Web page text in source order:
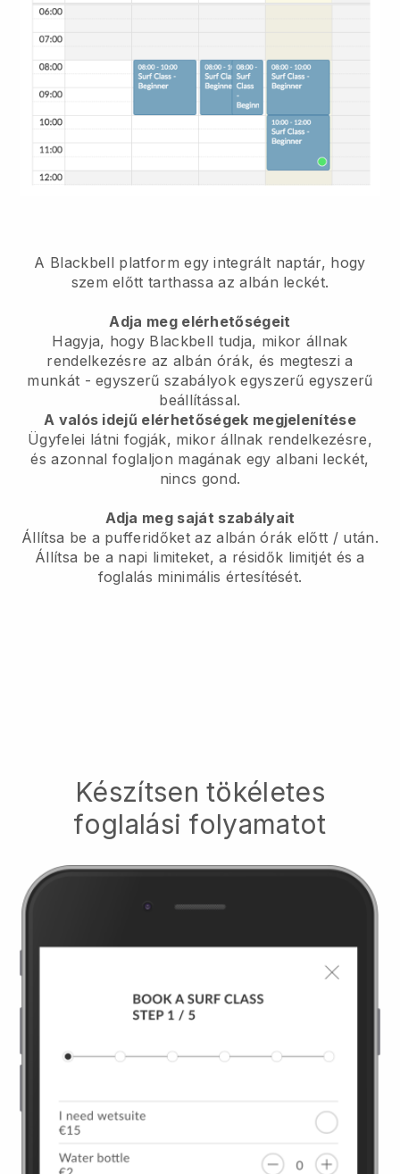
A Blackbell platformegy integrált naptár, hogy
szem előtt tarthassa az albán leckét.
Adja meg elérhetőségeit
Hagyja, hogy Blackbell tudja, mikor állnak
rendelkezésre az albán órák, és megteszi a
munkát - egyszerű szabályok egyszerű egyszerű
beállítással.
A valós idejű elérhetőségek megjelenítése
Ügyfelei látni fogják, mikor állnak rendelkezésre,
és azonnal foglaljon magának egy albani leckét,
nincs gond.
Adja meg saját szabályait
Állítsa be a pufferidőket az albán órák előtt / után.
Állítsa be a napi limiteket, a résidők limitjét és a
foglalás minimális értesítését.
Készítsen tökéletes
foglalási folyamatot